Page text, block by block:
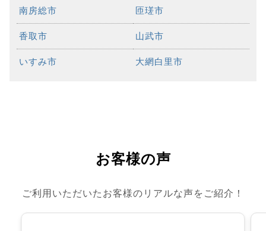
南房総市 匝瑳市
香取市 山武市
いすみ市 大網白里市
お客様の声
ご利用いただいたお客様のリアルな声をご紹介！